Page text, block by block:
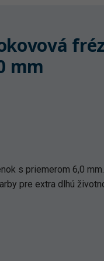
mm
s priemerom 6,0
pre extra dlhú